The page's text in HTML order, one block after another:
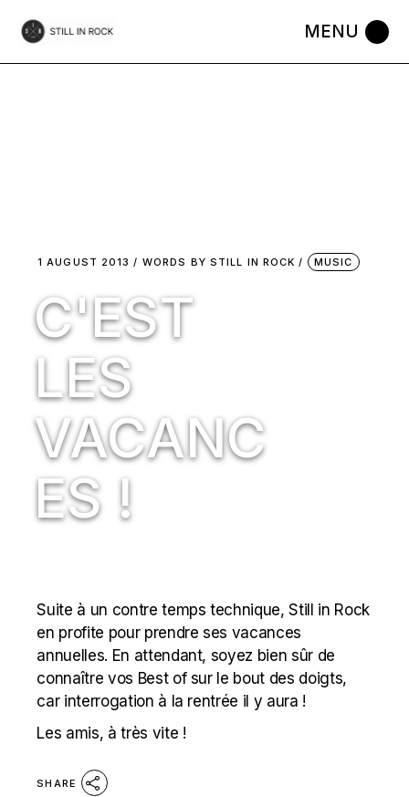
the
1 AUGUST 2013 WORDS BY STILL IN ROCK MUSIC
C'EST
LES
VACANC
ES !
Suite à un contre temps technique, Still in Rock
en profite pour prendre ses vacances
annuelles. En attendant, soyez bien sûr de
connaître vos Best of sur le bout des doigts,
car interrogation à la rentrée il y aura !
Les amis, à très vite !
SHARE